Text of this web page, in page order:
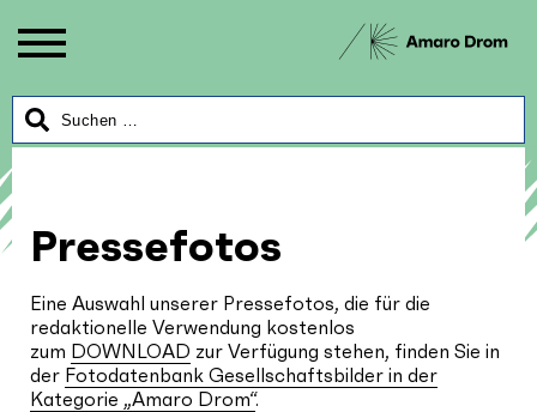
Pressefotos
Eine Auswahl unserer Pressefotos, die für die
redaktionelle Verwendung kostenlos
zum DOWNLOAD zur Verfügung stehen, finden Sie in
der Fotodatenbank Gesellschaftsbilder in der
Kategorie „Amaro Drom“.